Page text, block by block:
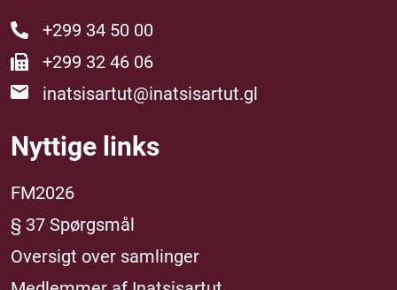
+299 34 50 00
+299 32 46 06
inatsisartut@inatsisartut.gl
Nyttige links
FM2026
§ 37 Spørgsmål
Oversigt over samlinger